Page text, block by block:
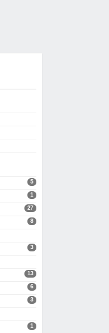
5
1
27
8
3
13
6
3
1